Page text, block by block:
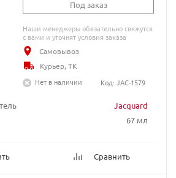
Jacquard
67 мл
Сравнить
Под заказ
Наши менеджеры обязательно свяжутся
с вами и уточнят условия заказа
Самовывоз
Курьер, ТК
Нет в наличии
Код: JAC-1579